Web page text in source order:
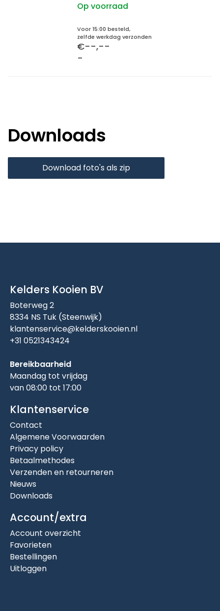
Op voorraad
Voor 15:00 besteld,
zelfde werkdag verzonden
€--,--
-
Downloads
Download foto's als zip
Kelders Kooien BV
Boterweg 2
8334 NS Tuk (Steenwijk)
klantenservice@kelderskooien.nl
+31 0521343424
Bereikbaarheid
Maandag tot vrijdag
van 08:00 tot 17:00
Klantenservice
Contact
Algemene Voorwaarden
Privacy policy
Betaalmethodes
Verzenden en retourneren
Nieuws
Downloads
Account/extra
Account overzicht
Favorieten
Bestellingen
Uitloggen